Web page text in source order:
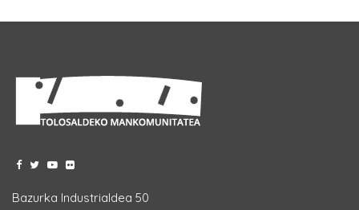
Bazurka Industrialdea 50